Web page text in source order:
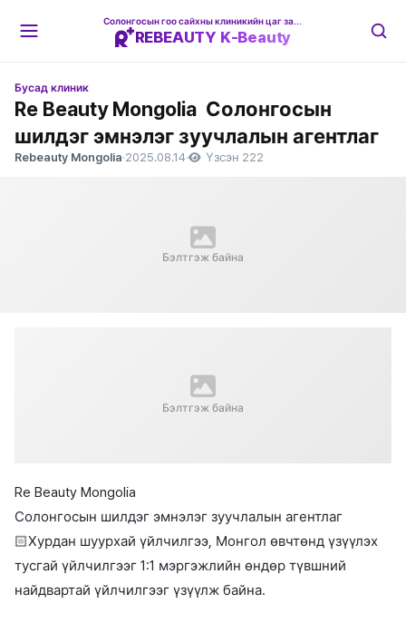
REBEAUTY K-Beauty
Бусад клиник
Re Beauty Mongolia Солонгосын
шилдэг эмнэлэг зуучлалын агентлаг
Rebeauty Mongolia·2025.08.14· Үзсэн 222
Бэлтгэж байна
Бэлтгэж байна
Re Beauty Mongolia
Солонгосын шилдэг эмнэлэг зуучлалын агентлаг
🏻Хурдан шуурхай үйлчилгээ, Монгол өвчтөнд үзүүлэх
тусгай үйлчилгээг 1:1 мэргэжлийн өндөр түвшний
найдвартай үйлчилгээг үзүүлж байна.